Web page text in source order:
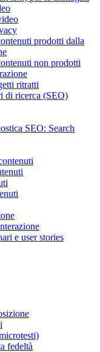
prodotti dalla
non prodotti
ritratti
di ricerca (SEO)
SEO: Search
e user stories
fedeltà